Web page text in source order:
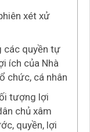
xét xử
các quyền tự
ích của Nhà
chức, cá nhân
tượng lợi
chủ xâm
quyền, lợi